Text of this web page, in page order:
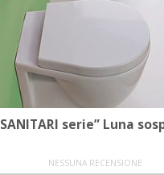
SANITARI serie” Luna
NESSUNA RECENSIONE